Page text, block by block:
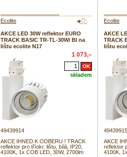
Ecolite
AKCE LED 30W reflektor EURO
TRACK BASIC TR-TL-30W/ BI na
lištu ecolite N17
1 073,–
skladem
49439914
AKCE IHNED K ODBERU ! TRACK
reflektor pro tříokr. lištu, bílá, IP20,
4100K, 1x COB LED, 30W, 2700lm
Ecolite
AKCE
TRACK
lištu
49439915
AKCE
reflektor
4100K,